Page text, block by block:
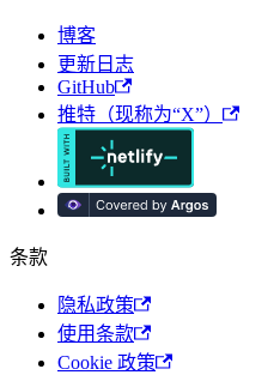
博客
更新日志
GitHub
推特（现称为“X”）
条款
隐私政策
使用条款
Cookie 政策